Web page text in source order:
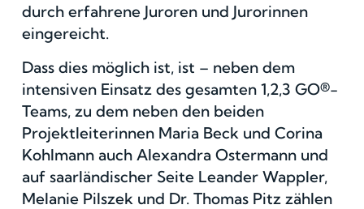
durch erfahrene Juroren und Jurorinnen
eingereicht.
Dass dies möglich ist, ist – neben dem
intensiven Einsatz des gesamten 1,2,3 GO®-
Teams, zu dem neben den beiden
Projektleiterinnen Maria Beck und Corina
Kohlmann auch Alexandra Ostermann und
auf saarländischer Seite Leander Wappler,
Melanie Pilszek und Dr. Thomas Pitz zählen